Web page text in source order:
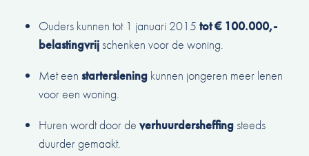
Ouders kunnen tot 1 januari 2015 tot € 100.000,-
belastingvrijschenken voor de woning.
Met een starterslening kunnen jongeren meer lenen
voor een woning.
Huren wordt door de verhuurdersheffingsteeds
duurder gemaakt.